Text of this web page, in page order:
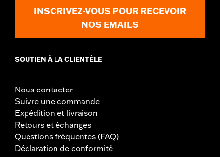
INSCRIVEZ-VOUS POUR RECEVOIR
NOS EMAILS
SOUTIEN À LA CLIENTÈLE
Nous contacter
Suivre une commande
Expédition et livraison
Retours et échanges
Questions fréquentes (FAQ)
Déclaration de conformité